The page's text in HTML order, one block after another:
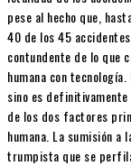
pese al hecho que,
40 de los 45
contundente de lo que
humana con
sino es
de los dos factores
humana. La sumisión
trumpista que se